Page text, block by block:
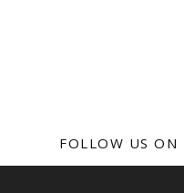
FOLLOW US ON